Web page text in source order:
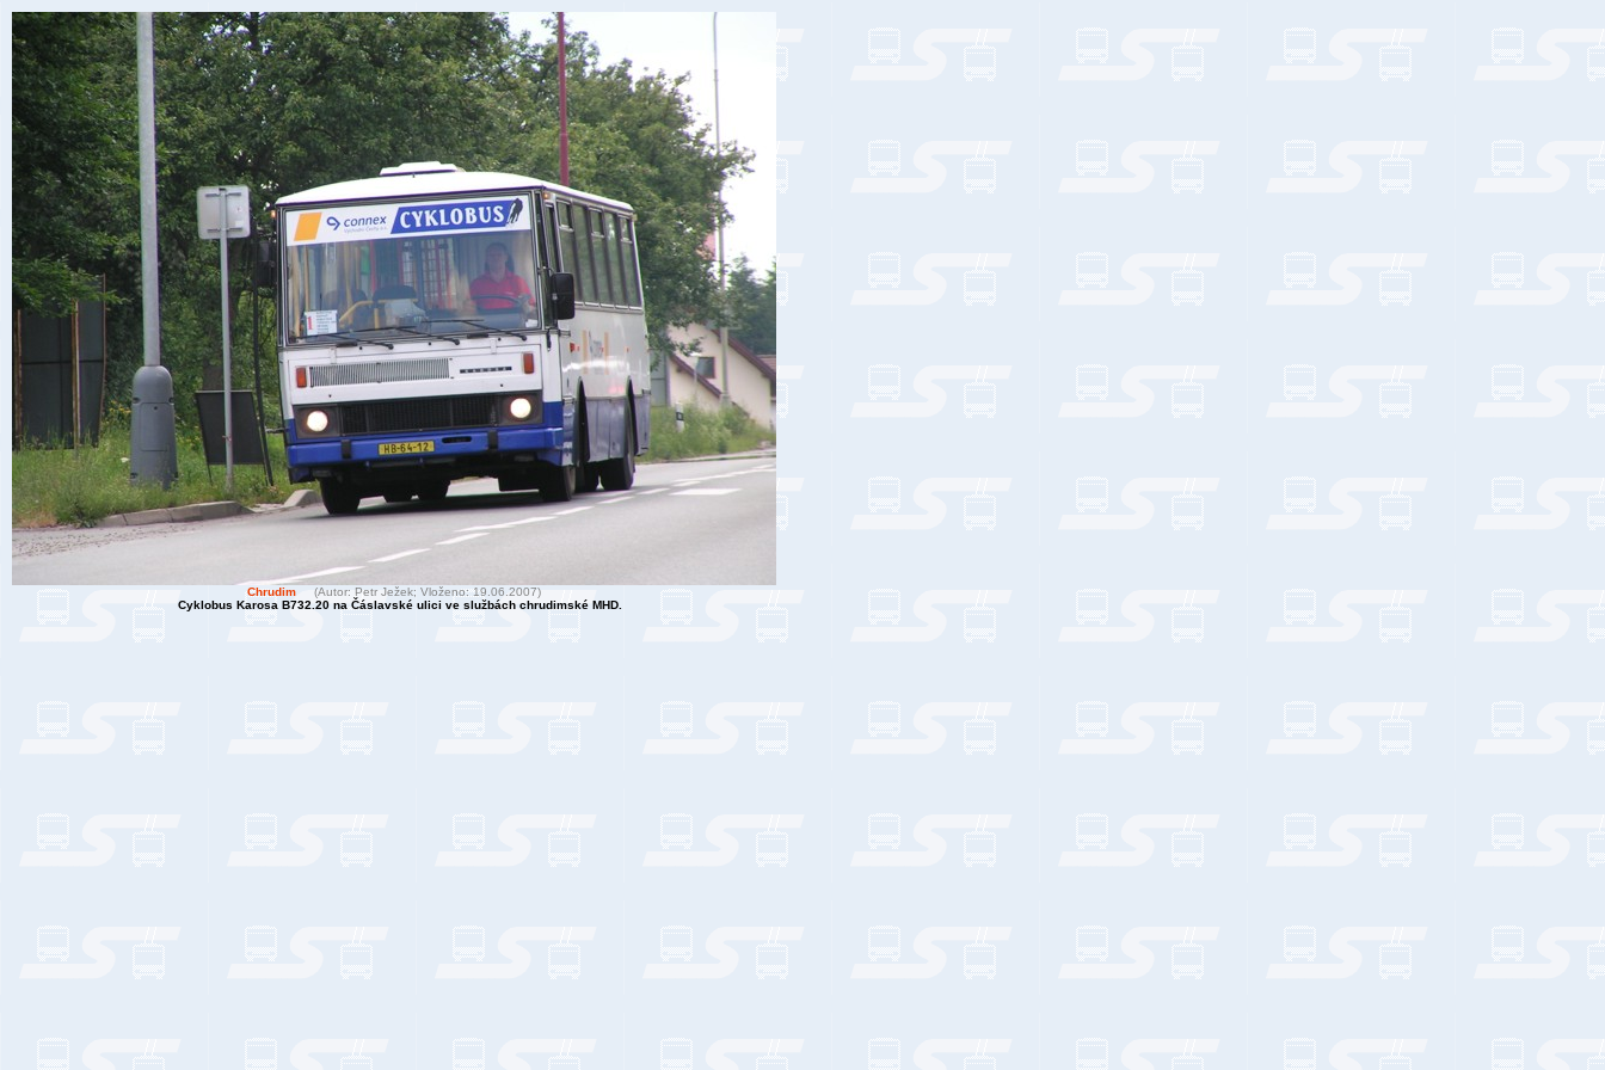
Chrudim
(Autor: Petr Ježek; Vloženo: 19.06.2007)
Cyklobus Karosa B732.20 na Čáslavské ulici ve službách chrudimské MHD.